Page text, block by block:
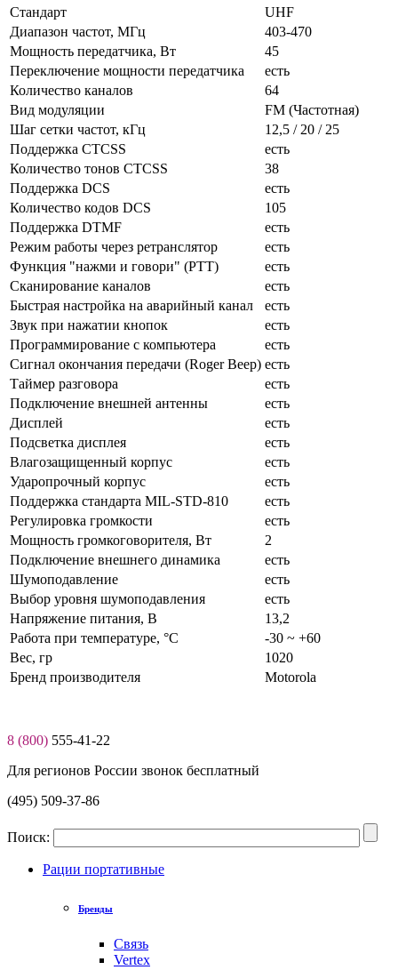
Стандарт
UHF
Диапазон частот, МГц
403-470
Мощность передатчика, Вт
45
Переключение мощности передатчика
есть
Количество каналов
64
Вид модуляции
FM (Частотная)
Шаг сетки частот, кГц
12,5 / 20 / 25
Поддержка CTCSS
есть
Количество тонов CTCSS
38
Поддержка DCS
есть
Количество кодов DCS
105
Поддержка DTMF
есть
Режим работы через ретранслятор
есть
Функция "нажми и говори" (PTT)
есть
Сканирование каналов
есть
Быстрая настройка на аварийный канал
есть
Звук при нажатии кнопок
есть
Программирование с компьютера
есть
Сигнал окончания передачи (Roger Beep) есть
Таймер разговора
есть
Подключение внешней антенны
есть
Дисплей
есть
Подсветка дисплея
есть
Влагозащищенный корпус
есть
Ударопрочный корпус
есть
Поддержка стандарта MIL-STD-810
есть
Регулировка громкости
есть
Мощность громкоговорителя, Вт
2
Подключение внешнего динамика
есть
Шумоподавление
есть
Выбор уровня шумоподавления
есть
Нaпряжение питaния, В
13,2
Работа при температуре, °C
-30 ~ +60
Вес, гр
1020
Бренд производителя
Motorola
8 (800) 555-41-22
Для регионов России звонок бесплатный
(495) 509-37-86
Поиск:
Рации портативные
Бренды
Связь
Vertex